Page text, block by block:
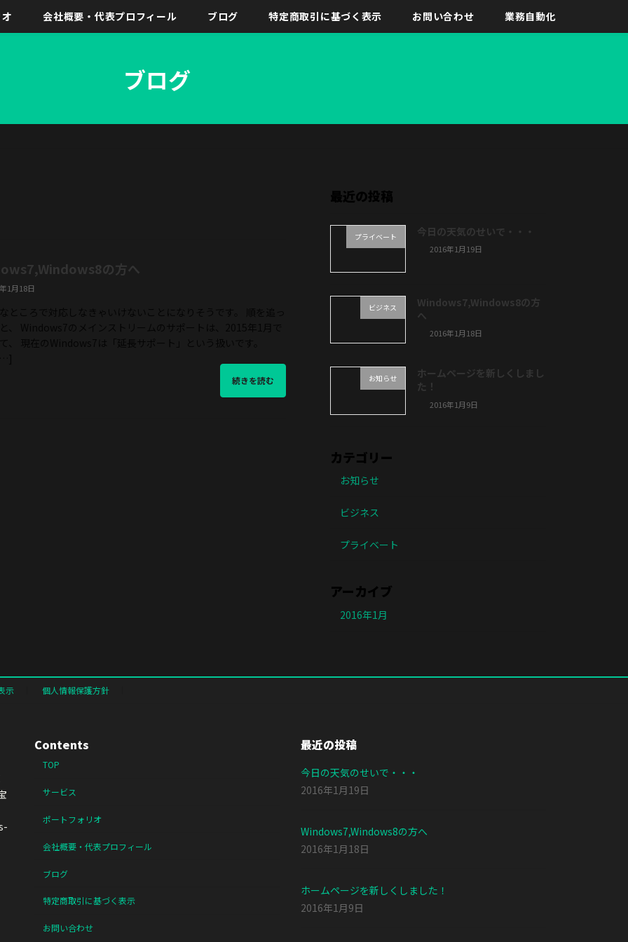
会社概要・代表プロフィール ブログ 特定商取引に基づく表示 お問い合わせ 業務自動化
ブログ
の方へ
1月18日
続きを読む
最近の投稿
プライベート 今日の天気のせいで・・・
2016年1月19日
ビジネス
Windows7,Windows8の方
へ
2016年1月18日
お知らせ
ホームページを新しくしまし
た！
2016年1月9日
カテゴリー
お知らせ
ビジネス
プライベート
アーカイブ
2016年1月
示 個人情報保護方針
Contents
TOP
サービス
ポートフォリオ
会社概要・代表プロフィール
ブログ
特定商取引に基づく表示
お問い合わせ
最近の投稿
今日の天気のせいで・・・
2016年1月19日
Windows7,Windows8の方へ
2016年1月18日
ホームページを新しくしました！
2016年1月9日